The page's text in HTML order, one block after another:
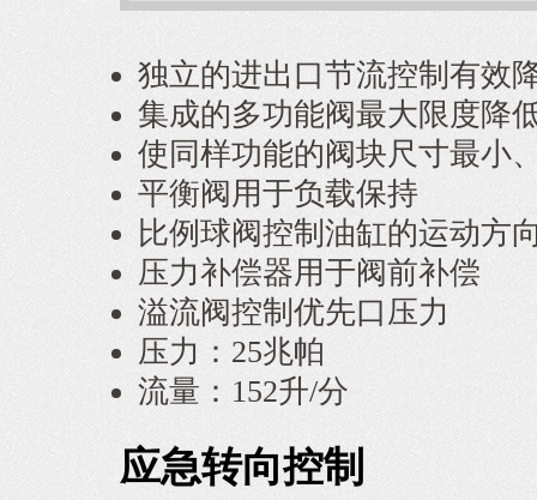
独立的进出口节流控制有效
集成的多功能阀最大限度降
使同样功能的阀块尺寸最小
平衡阀用于负载保持
比例球阀控制油缸的运动方
压力补偿器用于阀前补偿
溢流阀控制优先口压力
压力：25兆帕
流量：152升/分
应急转向控制